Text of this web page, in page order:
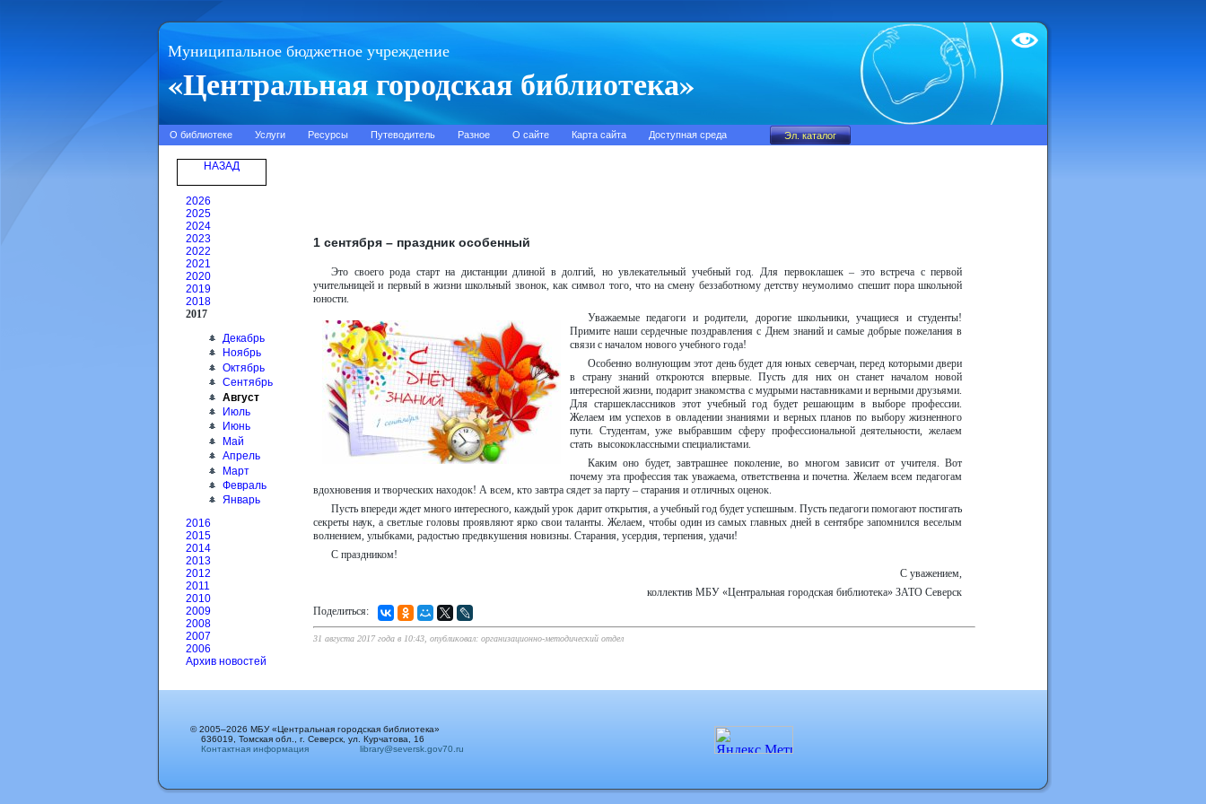
Муниципальное бюджетное учреждение
«Центральная городская библиотека»
Test
О библиотеке Услуги Ресурсы Путеводитель Разное О сайте Карта сайта Доступная среда
НАЗАД
2026
2025
2024
2023
2022
2021
2020
2019
2018
2017
Декабрь
Ноябрь
Октябрь
Сентябрь
Август
Июль
Июнь
Май
Апрель
Март
Февраль
Январь
2016
2015
2014
2013
2012
2011
2010
2009
2008
2007
2006
Архив новостей
1 сентября – праздник особенный
Это своего рода старт на дистанции длиной в долгий, но увлекательный учебный год. Для первоклашек – это встреча с первой
учительницей и первый в жизни школьный звонок, как символ того, что на смену беззаботному детству неумолимо спешит пора школьной
юности.
Уважаемые педагоги и родители, дорогие школьники, учащиеся и студенты!
Примите наши сердечные поздравления с Днем знаний и самые добрые пожелания в
связи с началом нового учебного года!
Особенно волнующим этот день будет для юных северчан, перед которыми двери
в страну знаний откроются впервые. Пусть для них он станет началом новой
интересной жизни, подарит знакомства с мудрыми наставниками и верными друзьями.
Для старшеклассников этот учебный год будет решающим в выборе профессии.
Желаем им успехов в овладении знаниями и верных планов по выбору жизненного
пути. Студентам, уже выбравшим сферу профессиональной деятельности, желаем
стать высококлассными специалистами.
Каким оно будет, завтрашнее поколение, во многом зависит от учителя. Вот
почему эта профессия так уважаема, ответственна и почетна. Желаем всем педагогам
вдохновения и творческих находок! А всем, кто завтра сядет за парту – старания и отличных оценок.
Пусть впереди ждет много интересного, каждый урок дарит открытия, а учебный год будет успешным. Пусть педагоги помогают постигать
секреты наук, а светлые головы проявляют ярко свои таланты. Желаем, чтобы один из самых главных дней в сентябре запомнился веселым
волнением, улыбками, радостью предвкушения новизны. Старания, усердия, терпения, удачи!
С праздником!
С уважением,
коллектив МБУ «Центральная городская библиотека» ЗАТО Северск
Поделиться:
31 августа 2017 года в 10:43, опубликовал: организационно-методический отдел
© 2005–2026 МБУ «Центральная городская библиотека»
636019, Томская обл., г. Северск, ул. Курчатова, 16
Контактная информация
library@seversk.gov70.ru